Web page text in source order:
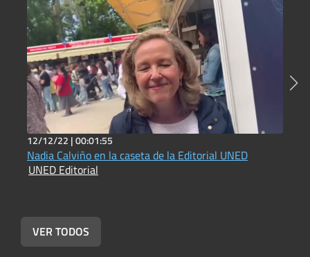
12/12/22 |00:01:55
Nadia Calviño en la caseta de la Editorial UNED
UNED Editorial
VER TODOS